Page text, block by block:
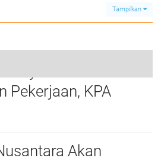
Tampilkan
I Turun Dari Jabatan
Pekerjaan, KPA
Akan